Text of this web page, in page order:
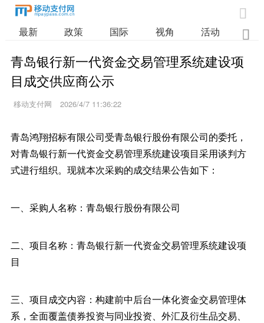

最新 政策 国际 视角 活动 业

青岛银行新一代资金交易管理系统建设项
目成交供应商公示
移动支付网 2026/4/7 11:36:22
青岛鸿翔招标有限公司受青岛银行股份有限公司的委托，
对青岛银行新一代资金交易管理系统建设项目采用谈判方
式进行组织。现就本次采购的成交结果公告如下：
一、采购人名称：青岛银行股份有限公司
二、项目名称：青岛银行新一代资金交易管理系统建设项
目
三、项目成交内容：构建前中后台一体化资金交易管理体
系，全面覆盖债券投资与同业投资、外汇及衍生品交易、